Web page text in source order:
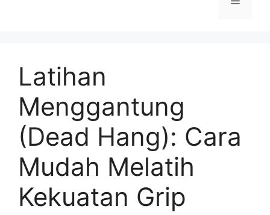
Latihan
Menggantung
(Dead Hang): Cara
Mudah Melatih
Kekuatan Grip